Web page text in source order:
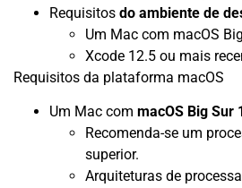
Requisitos do ambiente de
Um Mac com macOS
Xcode 12.5 ou mais
Requisitos da plataforma macOS
Um Mac com macOS Big Sur
Recomenda-se um
superior.
Arquiteturas de